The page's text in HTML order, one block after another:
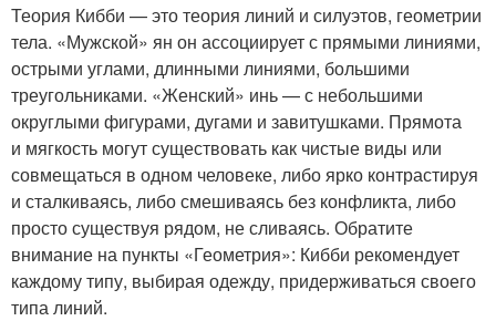
Теория Кибби — это теория линий и силуэтов, геометрии
тела. «Мужской» ян он ассоциирует с прямыми линиями,
острыми углами, длинными линиями, большими
треугольниками. «Женский» инь — с небольшими
округлыми фигурами, дугами и завитушками. Прямота
и мягкость могут существовать как чистые виды или
совмещаться в одном человеке, либо ярко контрастируя
и сталкиваясь, либо смешиваясь без конфликта, либо
просто существуя рядом, не сливаясь. Обратите
внимание на пункты «Геометрия»: Кибби рекомендует
каждому типу, выбирая одежду, придерживаться своего
типа линий.